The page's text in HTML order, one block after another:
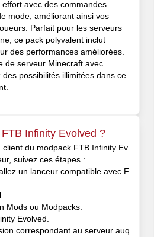
avec des commandes
mode, améliorant ainsi vos
Parfait pour les serveurs
ce pack polyvalent inclut
des performances améliorées.
de serveur Minecraft avec
possibilités illimitées dans ce
Infinity Evolved ?
du modpack FTB Infinity Ev
suivez ces étapes :
un lanceur compatible avec F
Mods ou Modpacks.
Evolved.
correspondant au serveur auq